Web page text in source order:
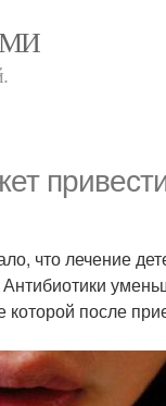
что лечение
после